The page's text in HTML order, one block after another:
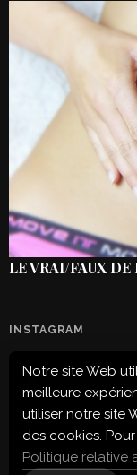
LE VRAI/FAUX
INSTAGRAM
Configuration
Notre site Web
meilleure
utiliser notre site
des cookies.
Politique relative